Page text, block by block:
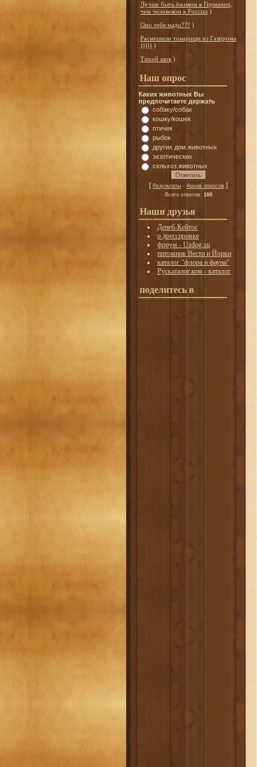
Лучше быть ёжиком в Германии,
чем человеком в России )
Оно тебе надо??? )
Расмешили товарищи из Газпрома
))))) )
Тихий шок )
Наш опрос
Каких животных Вы
предпочитаете держать
собаку/собак
кошку/кошек
птичек
рыбок
других дом.животных
экзотических
сельхоз.животных
[ Результаты · Архив опросов ]
Всего ответов: 100
Наши друзья
Денеб-Кейтос
о дрессировке
форум - Uzdog.su
питомник Вести и Йорки
каталог "флора и фауна"
Рускаталог.ком - каталог
поделитесь в